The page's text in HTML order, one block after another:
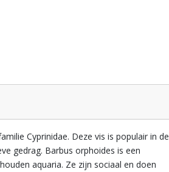
Cyprinidae. Deze vis is populair in de
gedrag. Barbus orphoides is een
aquaria. Ze zijn sociaal en doen